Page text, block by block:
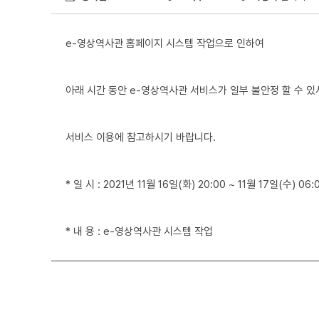
e-영상역사관 홈페이지 시스템 작업으로 인하여
아래 시간 동안 e-영상역사관 서비스가 일부 불안정 할 수 있
서비스 이용에 참고하시기 바랍니다.
* 일 시 : 2021년 11월 16일(화) 20:00 ~ 11월 17일(수)
* 내 용 : e-영상역사관 시스템 작업